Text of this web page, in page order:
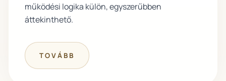
működési logika külön, egyszerűbben
áttekinthető.
TOVÁBB